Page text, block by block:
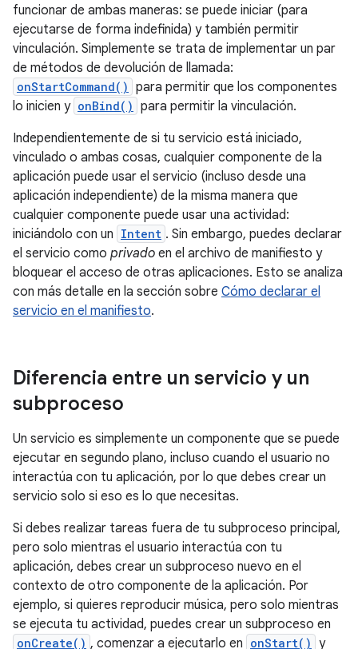
funcionar de ambas maneras: se puede iniciar (para
ejecutarse de forma indefinida) y también permitir
vinculación. Simplemente se trata de implementar un par
de métodos de devolución de llamada:
onStartCommand() para permitir que los componentes
lo inicien y onBind() para permitir la vinculación.
Independientemente de si tu servicio está iniciado,
vinculado o ambas cosas, cualquier componente de la
aplicación puede usar el servicio (incluso desde una
aplicación independiente) de la misma manera que
cualquier componente puede usar una actividad:
iniciándolo con un Intent . Sin embargo, puedes declarar
el servicio como privado en el archivo de manifiesto y
bloquear el acceso de otras aplicaciones. Esto se analiza
con más detalle en la sección sobre Cómo declarar el
servicio en el manifiesto.
Diferencia entre un servicio y un
subproceso
Un servicio es simplemente un componente que se puede
ejecutar en segundo plano, incluso cuando el usuario no
interactúa con tu aplicación, por lo que debes crear un
servicio solo si eso es lo que necesitas.
Si debes realizar tareas fuera de tu subproceso principal,
pero solo mientras el usuario interactúa con tu
aplicación, debes crear un subproceso nuevo en el
contexto de otro componente de la aplicación. Por
ejemplo, si quieres reproducir música, pero solo mientras
se ejecuta tu actividad, puedes crear un subproceso en
onCreate() , comenzar a ejecutarlo en onStart() y